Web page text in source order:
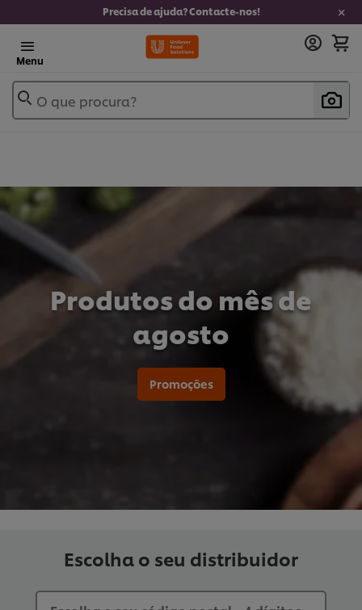
Precisa de ajuda? Contacte-nos!
Menu
O que procura?
Produtos do mês de
agosto
Promoções
Escolha o seu distribuidor